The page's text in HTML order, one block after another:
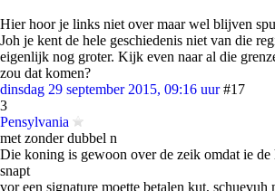
Hier hoor je links niet over maar wel blijven
Joh je kent de hele geschiedenis niet van die
eigenlijk nog groter. Kijk even naar al die
zou dat komen?
dinsdag 29 september 2015, 09:16 uur #17
3
Pensylvania
met zonder dubbel n
Die koning is gewoon over de zeik omdat ie de
snapt
vor een signature moette betalen kut, schuevuh